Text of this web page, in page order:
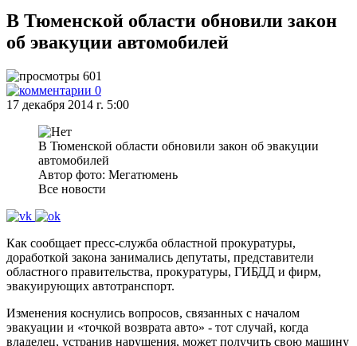
В Тюменской области обновили закон
об эвакуции автомобилей
601
0
17 декабря 2014 г. 5:00
В Тюменской области обновили закон об эвакуции
автомобилей
Автор фото: Мегатюмень
Все новости
Как сообщает пресс-служба областной прокуратуры,
доработкой закона занимались депутаты, представители
областного правительства, прокуратуры, ГИБДД и фирм,
эвакуирующих автотранспорт.
Изменения коснулись вопросов, связанных с началом
эвакуации и «точкой возврата авто» - тот случай, когда
владелец, устранив нарушения, может получить свою машину